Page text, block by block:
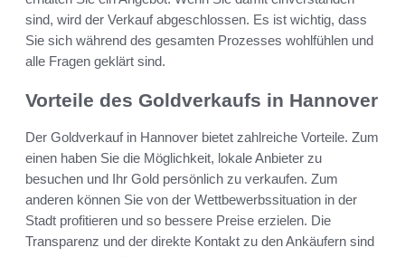
sind, wird der Verkauf abgeschlossen. Es ist wichtig, dass
Sie sich während des gesamten Prozesses wohlfühlen und
alle Fragen geklärt sind.
Vorteile des Goldverkaufs in Hannover
Der Goldverkauf in Hannover bietet zahlreiche Vorteile. Zum
einen haben Sie die Möglichkeit, lokale Anbieter zu
besuchen und Ihr Gold persönlich zu verkaufen. Zum
anderen können Sie von der Wettbewerbssituation in der
Stadt profitieren und so bessere Preise erzielen. Die
Transparenz und der direkte Kontakt zu den Ankäufern sind